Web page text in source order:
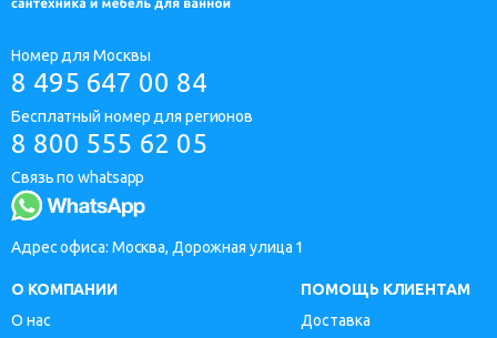
Номер для Москвы
8 495 647 00 84
Бесплатный номер для регионов
8 800 555 62 05
Связь по whatsapp
Адрес офиса: Москва, Дорожная улица 1
О КОМПАНИИ
О нас
ПОМОЩЬ КЛИЕНТАМ
Доставка